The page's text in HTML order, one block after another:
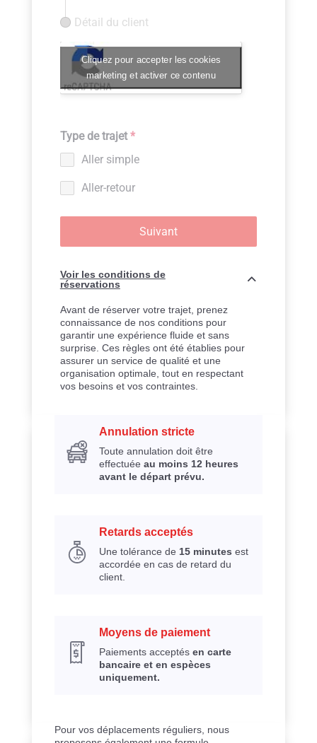
Détail du client
Cliquez pour accepter les cookies
marketing et activer ce contenu
Type de trajet*
Aller simple
Aller-retour
Suivant
Voir les conditions de
réservations
Avant de réserver votre trajet, prenez
connaissance de nos conditions pour
garantir une expérience fluide et sans
surprise. Ces règles ont été établies pour
assurer un service de qualité et une
organisation optimale, tout en respectant
vos besoins et vos contraintes.
Annulation stricte
Toute annulation doit être
effectuée au moins 12 heures
avant le départ prévu.
Retards acceptés
Une tolérance de 15 minutes est
accordée en cas de retard du
client.
Moyens de paiement
Paiements acceptés en carte
bancaire et en espèces
uniquement.
Pour vos déplacements réguliers, nous